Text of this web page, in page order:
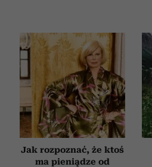
Jak rozpoznać, że ktoś
ma pieniądze od